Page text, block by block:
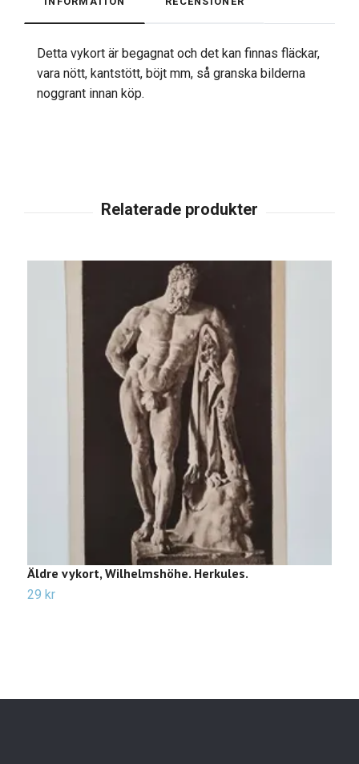
Detta vykort är begagnat och det kan finnas fläckar,
vara nött, kantstött, böjt mm, så granska bilderna
noggrant innan köp.
Äldre vykort, Wilhelmshöhe. Herkules.
29 kr